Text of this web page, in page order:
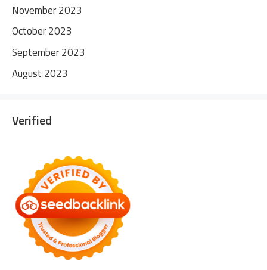
November 2023
October 2023
September 2023
August 2023
Verified